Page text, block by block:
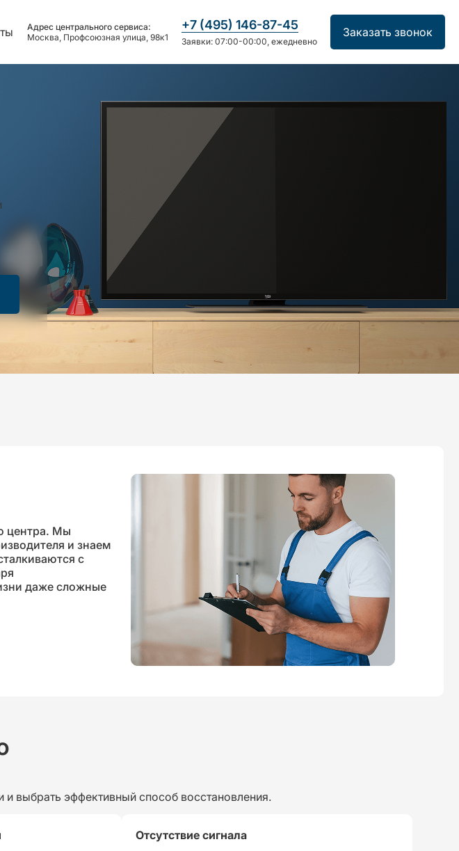
Адрес центрального сервиса:
Москва, Профсоюзная улица, 98к1
+7 (495) 146-87-45
Заявки: 07:00-00:00, ежедневно
Заказать звонок
центра. Мы
и знаем
с
даже сложные
выбрать эффективный способ восстановления.
Отсутствие сигнала